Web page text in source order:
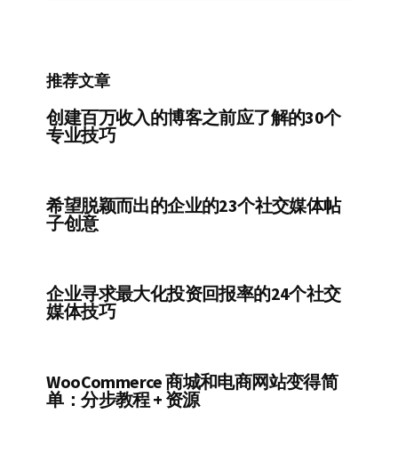
推荐文章
创建百万收入的博客之前应了解的30个
专业技巧
希望脱颖而出的企业的23个社交媒体帖
子创意
企业寻求最大化投资回报率的24个社交
媒体技巧
WooCommerce 商城和电商网站变得简
单：分步教程 + 资源